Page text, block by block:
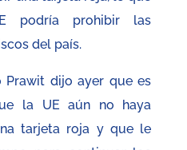
podría prohibir las
del país.
Prawit dijo ayer que es
la UE aún no haya
tarjeta roja y que le